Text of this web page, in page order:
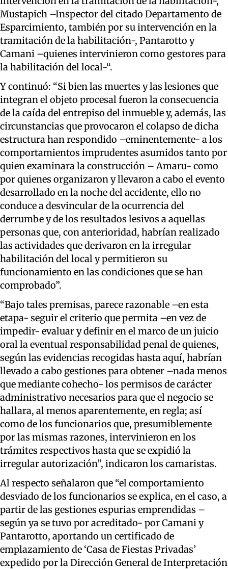
Mustapich –Inspector del citado Departamento de
Esparcimiento, también por su intervención en la
tramitación de la habilitación-, Pantarotto y
Camani –quienes intervinieron como gestores para
la habilitación del local-“.
Y continuó: “Si bien las muertes y las lesiones que
integran el objeto procesal fueron la consecuencia
de la caída del entrepiso del inmueble y, además, las
circunstancias que provocaron el colapso de dicha
estructura han respondido –eminentemente- a los
comportamientos imprudentes asumidos tanto por
quien examinara la construcción – Amaru- como
por quienes organizaron y llevaron a cabo el evento
desarrollado en la noche del accidente, ello no
conduce a desvincular de la ocurrencia del
derrumbe y de los resultados lesivos a aquellas
personas que, con anterioridad, habrían realizado
las actividades que derivaron en la irregular
habilitación del local y permitieron su
funcionamiento en las condiciones que se han
comprobado”.
“Bajo tales premisas, parece razonable –en esta
etapa- seguir el criterio que permita –en vez de
impedir- evaluar y definir en el marco de un juicio
oral la eventual responsabilidad penal de quienes,
según las evidencias recogidas hasta aquí, habrían
llevado a cabo gestiones para obtener –nada menos
que mediante cohecho- los permisos de carácter
administrativo necesarios para que el negocio se
hallara, al menos aparentemente, en regla; así
como de los funcionarios que, presumiblemente
por las mismas razones, intervinieron en los
trámites respectivos hasta que se expidió la
irregular autorización”, indicaron los camaristas.
Al respecto señalaron que “el comportamiento
desviado de los funcionarios se explica, en el caso, a
partir de las gestiones espurias emprendidas –
según ya se tuvo por acreditado- por Camani y
Pantarotto, aportando un certificado de
emplazamiento de ‘Casa de Fiestas Privadas’
expedido por la Dirección General de Interpretación